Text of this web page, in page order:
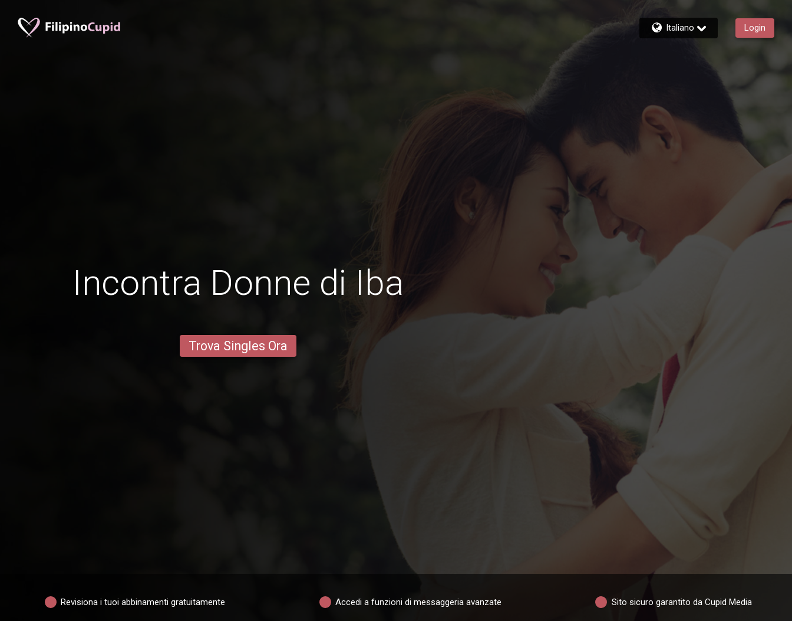
Italiano Login
Incontra Donne di Iba
Trova Singles Ora
Revisiona i tuoi abbinamenti gratuitamente Accedi a funzioni di messaggeria avanzate Sito sicuro garantito da Cupid Media